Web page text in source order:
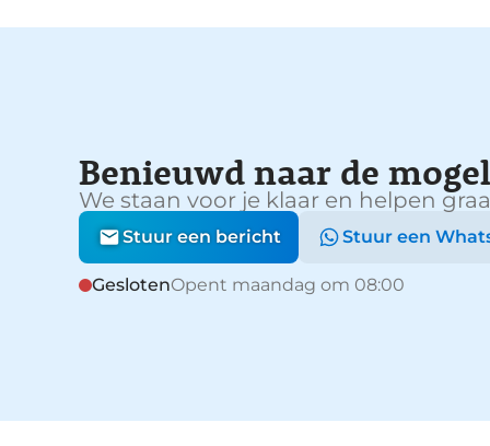
Benieuwd naar de
We staan voor je klaar en helpen
Stuur een bericht Stuur een
GeslotenOpent maandag om 08:00